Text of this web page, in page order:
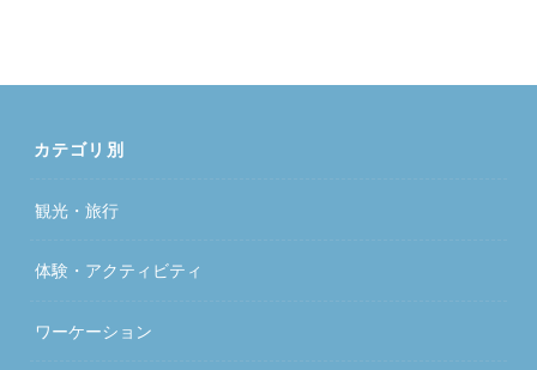
カテゴリ別
観光・旅行
体験・アクティビティ
ワーケーション